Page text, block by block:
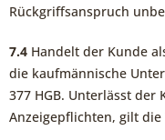
Rückgriffsanspruch
7.4 Handelt der Kunde
die kaufmännische
377 HGB. Unterlässt der
Anzeigepflichten, gilt die